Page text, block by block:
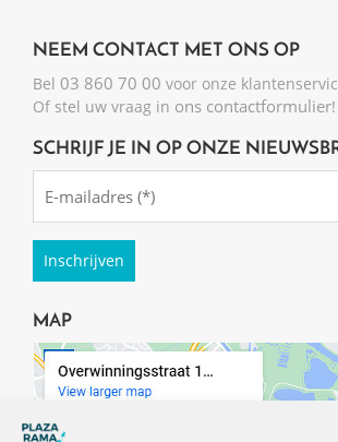
NEEM CONTACT MET ONS OP
Bel 03 860 70 00 voor onze
Of stel uw vraag in ons contactformulier!
SCHRIJF JE IN OP ONZE
(Required)
MAP